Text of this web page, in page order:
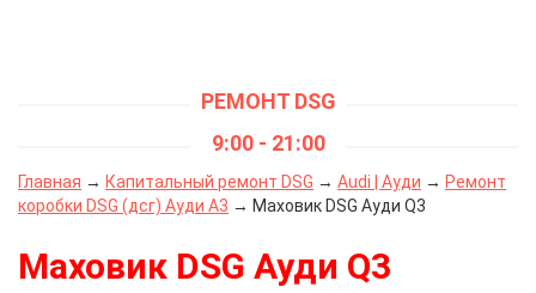
РЕМОНТ DSG
9:00 - 21:00
Главная → Капитальный ремонт DSG → Audi | Ауди → Ремонт
коробки DSG (дсг) Ауди А3 → Маховик DSG Ауди Q3
Маховик DSG Ауди Q3